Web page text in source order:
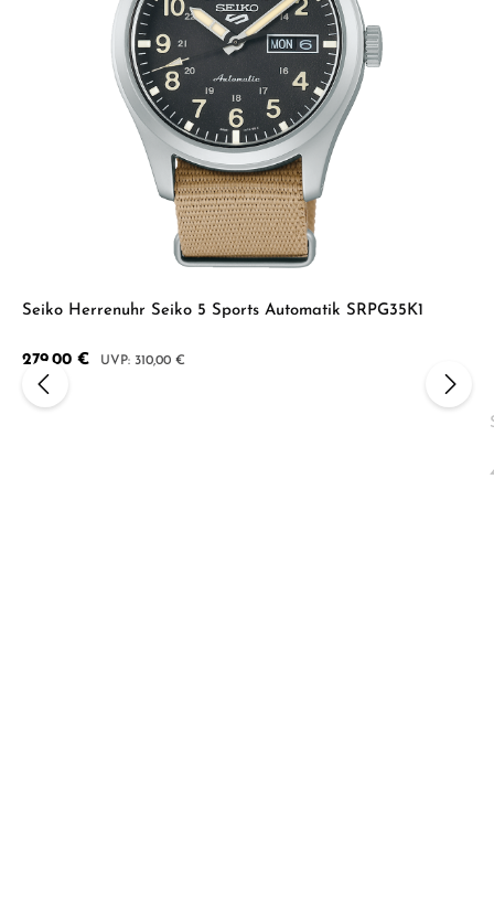
Seiko Herrenuhr Seiko 5 Sports Automatik SRPG35K1
Verkaufspreis:
279,00 € Regulärer Preis:
310,00 €